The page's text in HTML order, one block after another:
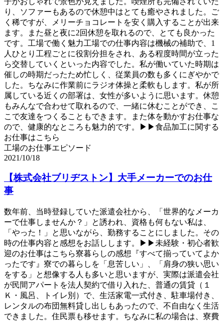
り、ソファーもあるので休憩中はとても癒やされました。ご
く稀ですが、メリーチョコレートを安く購入することが出来
ます。また昼と夜に2回休憩を取れるので、とても良かった
です。工場で働く魅力工場での仕事内容は機械の補助で、1
人ひとり工程ごとに役割分担をされ、ある程度時間が立った
ら交替していくといった内容でした。私が働いていた時期は
催しの時期だったため忙しく、従業員の数も多くにぎやかで
した。ちなみに作業前にラジオ体操と柔軟もします。私が所
属している近くの部署は、女性が多いように思います。休憩
もみんなで合わせて取れるので、一緒に休むことができ、こ
こで友達をつくることもできます。また体を動かすお仕事な
ので、健康的なところも魅力的です。▶▶食品加工に関する
お仕事はこちら
工場のお仕事エピソード
2021/10/18
【株式会社ブリヂストン】大手メーカーでのお仕
事
数年前、当時登録していた派遣会社から、「世界的なメーカ
ーで仕事しませんか？」と誘われ、資格も何もない私は、
「やった！」と思いながら、勤務することにしました。その
時の仕事内容と感想をお話しします。▶▶未経験・初心者歓
迎のお仕事はこちら寮暮らしの感想『すべて揃っていてよか
ったです』寮での暮らしを「息苦しい」、「肩身の狭い思い
をする」と想像する人も多いと思いますが、実際は派遣会社
が民間アパートを法人契約で借り入れた、普通の賃貸（１
Ｋ・風呂、トイレ別）で、生活家電一式付き、駐車場付き、
レンタルの布団無料貸し出しもあったので、不自由なく生活
できました。住民票も移せます。ちなみに私の場合は、寮費